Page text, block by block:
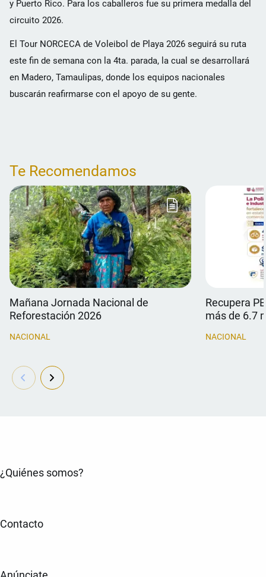
y Puerto Rico. Para los caballeros fue su primera medalla del
circuito 2026.
El Tour NORCECA de Voleibol de Playa 2026 seguirá su ruta
este fin de semana con la 4ta. parada, la cual se desarrollará
en Madero, Tamaulipas, donde los equipos nacionales
buscarán reafirmarse con el apoyo de su gente.
Te Recomendamos
Mañana Jornada Nacional de
Reforestación 2026
NACIONAL
Recupera
más de 6.7
NACIONAL
¿Quiénes somos?
Contacto